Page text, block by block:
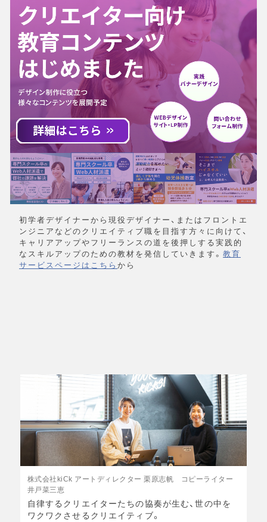
初学者デザイナーから現役デザイナー、またはフロントエ
ンジニアなどのクリエイティブ職を目指す方々に向けて、
キャリアアップやフリーランスの道を後押しする実践的
なスキルアップのための教材を発信していきます。 教育
サービスページはこちら から
株式会社kiCk アートディレクター 栗原志帆 コピーライター
井戸菜三恵
自律するクリエイターたちの協奏が生む、世の中を
ワクワクさせるクリエイティブ。